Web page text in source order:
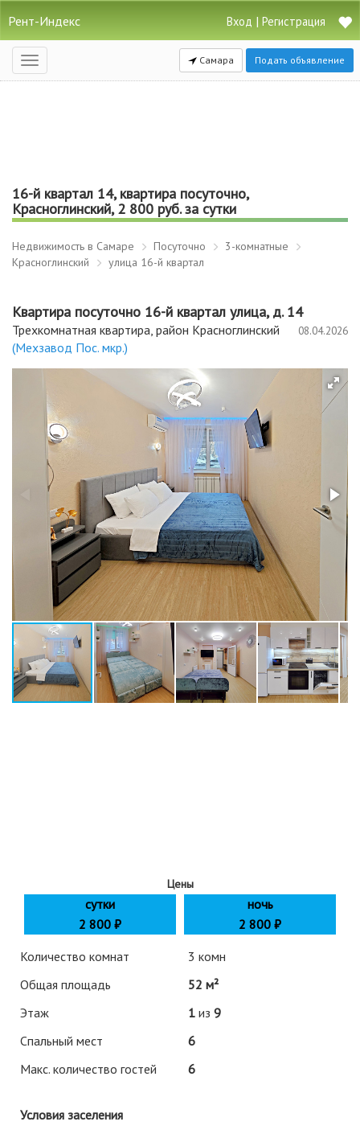
Рент-Индекс Вход | Регистрация
Открыть
навигацию
Самара Подать объявление
16-й квартал 14, квартира посуточно,
Красноглинский, 2 800 руб. за сутки
Недвижимость в Самаре Посуточно
3-комнатные
Красноглинский
улица 16-й квартал
Квартира посуточно 16-й квартал улица, д. 14
Трехкомнатная квартира, район Красноглинский
(Мехзавод Пос. мкр.)
08.04.2026
Цены
сутки
2 800 ₽
ночь
2 800 ₽
Количество комнат
3 комн
Общая площадь
52 м²
Этаж
1 из 9
Спальный мест
6
Макс. количество гостей
6
Условия заселения